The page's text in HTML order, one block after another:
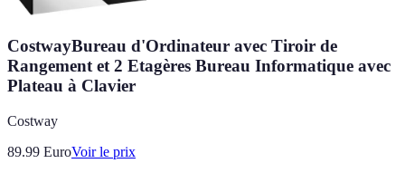
CostwayBureau d'Ordinateur avec Tiroir de
Rangement et 2 Etagères Bureau Informatique avec
Plateau à Clavier
Costway
89.99 EuroVoir le prix